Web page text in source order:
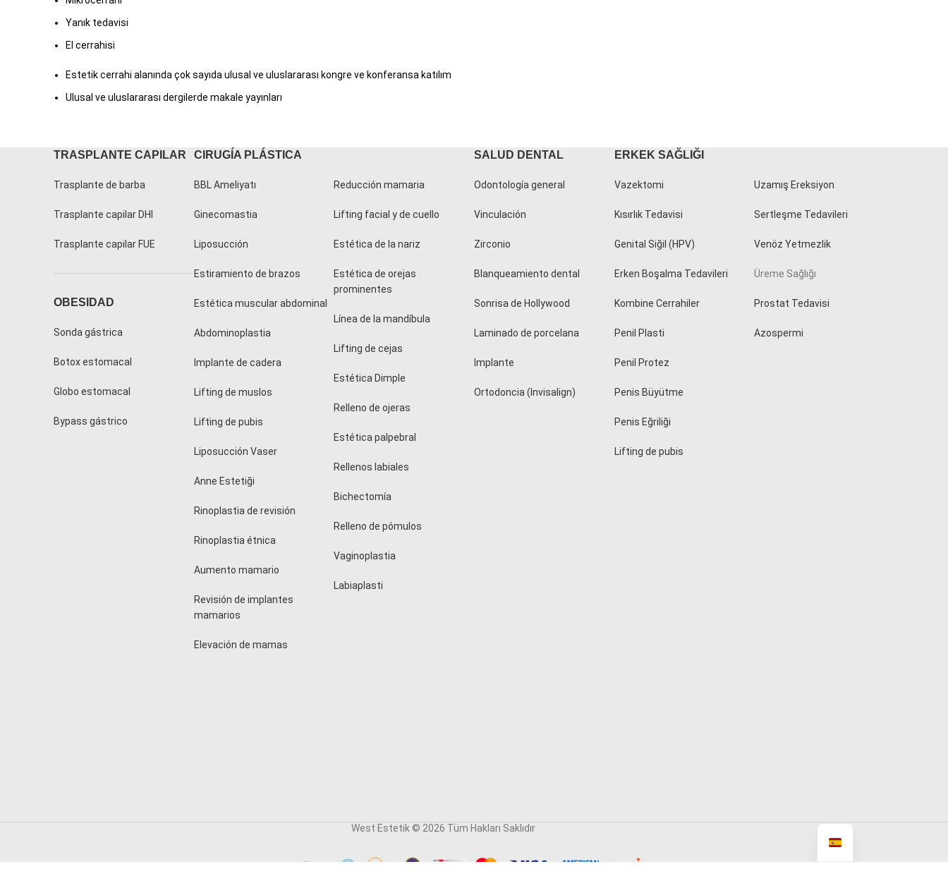
Yanık tedavisi
El cerrahisi
Estetik cerrahi alanında çok sayıda ulusal ve uluslararası kongre ve konferansa katılım
Ulusal ve uluslararası dergilerde makale yayınları
TRASPLANTE CAPILAR
Trasplante de barba
Trasplante capilar DHI
Trasplante capilar FUE
OBESIDAD
Sonda gástrica
Botox estomacal
Globo estomacal
Bypass gástrico
CIRUGÍA PLÁSTICA
BBL Ameliyatı
Ginecomastia
Liposucción
Estiramiento de brazos
Estética muscular abdominal
Abdominoplastia
Implante de cadera
Lifting de muslos
Lifting de pubis
Liposucción Vaser
Anne Estetiği
Rinoplastia de revisión
Rinoplastia étnica
Aumento mamario
Revisión de implantes
mamarios
Elevación de mamas
Reducción mamaria
Lifting facial y de cuello
Estética de la nariz
Estética de orejas
prominentes
Línea de la mandíbula
Lifting de cejas
Estética Dimple
Relleno de ojeras
Estética palpebral
Rellenos labiales
Bichectomía
Relleno de pómulos
Vaginoplastia
Labiaplasti
SALUD DENTAL
Odontología general
Vinculación
Zirconio
Blanqueamiento dental
Sonrisa de Hollywood
Laminado de porcelana
Implante
Ortodoncia (Invisalign)
ERKEK SAĞLIĞI
Vazektomi
Kısırlık Tedavisi
Genital Siğil (HPV)
Erken Boşalma Tedavileri
Kombine Cerrahiler
Penil Plasti
Penil Protez
Penis Büyütme
Penis Eğriliği
Lifting de pubis
Uzamış Ereksiyon
Sertleşme Tedavileri
Venöz Yetmezlik
Üreme Sağlığı
Prostat Tedavisi
Azospermi
West Estetik © 2026 Tüm Hakları Saklıdır